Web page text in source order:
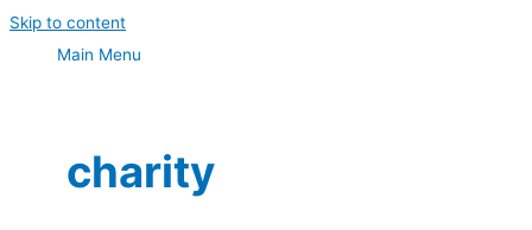
Skip to content
Main Menu
charity